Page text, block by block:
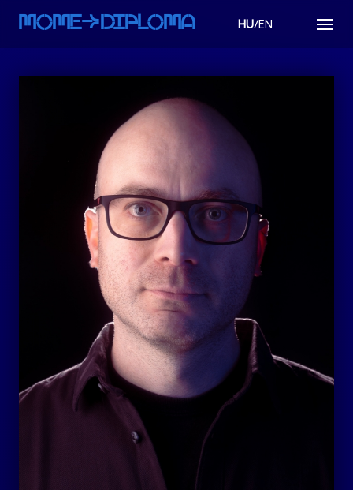
MOMEaDIPLOMA HU/EN